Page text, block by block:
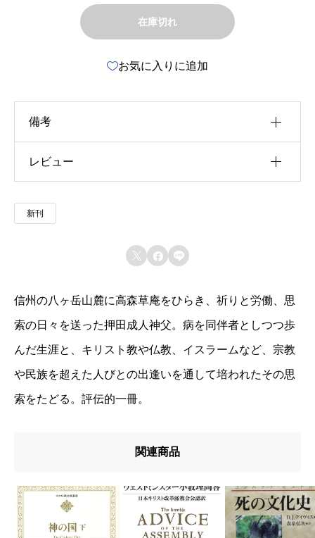
在庫切れ
お気に入りに追加
備考
u30b5u30a4u30ba
u51fau7248u793e
u642du8f09u6b4cu96c6
u8272
u8457u8005
レビュー
以前にこの商品を購入したことのあるログイン済
みのユーザーのみレビューを残すことができま
新刊
  
信州の八ヶ岳山麓に高森草庵をひらき、祈りと労働、思
索の日々を送った押田成人神父。病を同伴者としつつ歩
んだ生涯と、キリスト教や仏教、イスラームなど、宗教
や民族を超えた人びとの出逢いを通して培われたその思
索をたどる。評伝的一冊。
関連商品